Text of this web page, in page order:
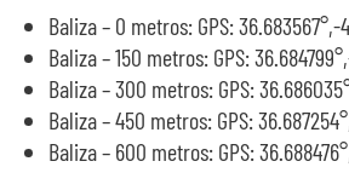
Baliza – 0 metros: GPS: 36.683567°,-
Baliza – 150 metros: GPS:
Baliza – 300 metros: GPS:
Baliza – 450 metros: GPS:
Baliza – 600 metros: GPS: